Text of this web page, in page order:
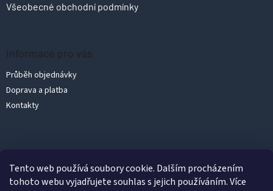
Tento web používá soubory cookie. Dalším procházením
tohoto webu vyjadřujete souhlas s jejich používáním. Více
Všeobecné obchodní podmínky
Informace pro vás
Průběh objednávky
Doprava a platba
Kontakty